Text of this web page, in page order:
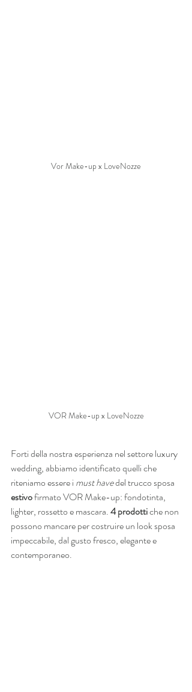
Vor Make-up x LoveNozze
VOR Make-up x LoveNozze
Forti della nostra esperienza nel settore luxury
wedding, abbiamo identificato quelli che
riteniamo essere i must have del trucco sposa
estivo firmato VOR Make-up: fondotinta,
lighter, rossetto e mascara. 4 prodotti che non
possono mancare per costruire un look sposa
impeccabile, dal gusto fresco, elegante e
contemporaneo.